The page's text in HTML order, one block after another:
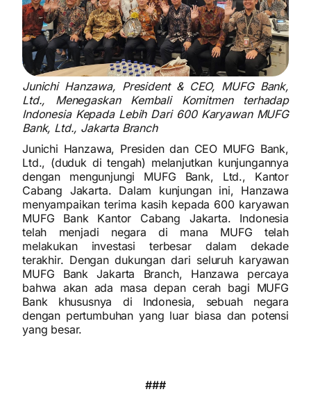
Junichi Hanzawa, President & CEO, MUFG Bank,
Ltd., Menegaskan Kembali Komitmen terhadap
Indonesia Kepada Lebih Dari 600 Karyawan MUFG
Bank, Ltd., Jakarta Branch
Junichi Hanzawa, Presiden dan CEO MUFG Bank,
Ltd., (duduk di tengah) melanjutkan kunjungannya
dengan mengunjungi MUFG Bank, Ltd., Kantor
Cabang Jakarta. Dalam kunjungan ini, Hanzawa
menyampaikan terima kasih kepada 600 karyawan
MUFG Bank Kantor Cabang Jakarta. Indonesia
telah menjadi negara di mana MUFG telah
melakukan investasi terbesar dalam dekade
terakhir. Dengan dukungan dari seluruh karyawan
MUFG Bank Jakarta Branch, Hanzawa percaya
bahwa akan ada masa depan cerah bagi MUFG
Bank khususnya di Indonesia, sebuah negara
dengan pertumbuhan yang luar biasa dan potensi
yang besar.
###